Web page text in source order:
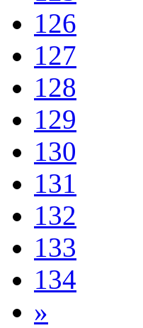
126
127
128
129
130
131
132
133
134
»